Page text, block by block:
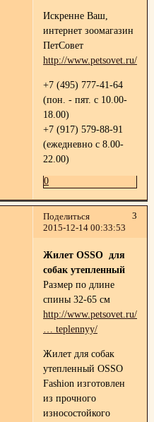
Искренне Ваш,
интернет зоомагазин
ПетСовет
http://www.petsovet.ru/
+7 (495) 777-41-64
(пон. - пят. с 10.00-
18.00)
+7 (917) 579-88-91
(ежедневно с 8.00-
22.00)
0
Поделиться
3
2015-12-14 00:33:53
Жилет OSSO для
собак утепленный
Размер по длине
спины 32-65 см
http://www.petsovet.ru/
… teplennyy/
Жилет для собак
утепленный OSSO
Fashion изготовлен
из прочного
износостойкого